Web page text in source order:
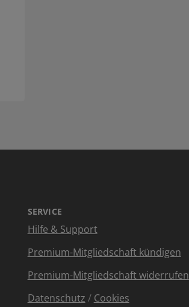
SERVICE
Hilfe & Support
Premium-Mitgliedschaft kündigen
Premium-Mitgliedschaft widerrufen
Datenschutz / Cookies